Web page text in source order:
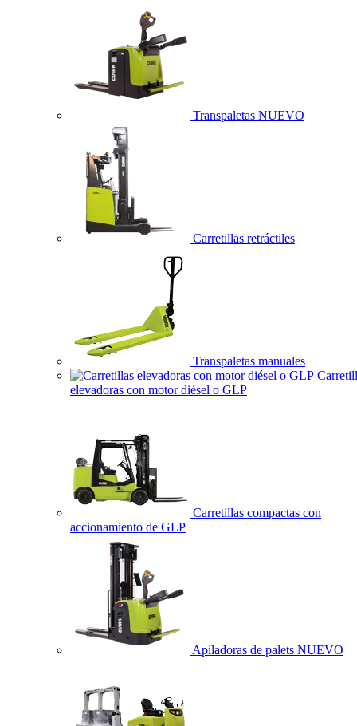
Transpaletas NUEVO
Carretillas retráctiles
Transpaletas manuales
elevadoras con motor diésel o GLP
Carretillas compactas con
accionamiento de GLP
Apiladoras de palets NUEVO